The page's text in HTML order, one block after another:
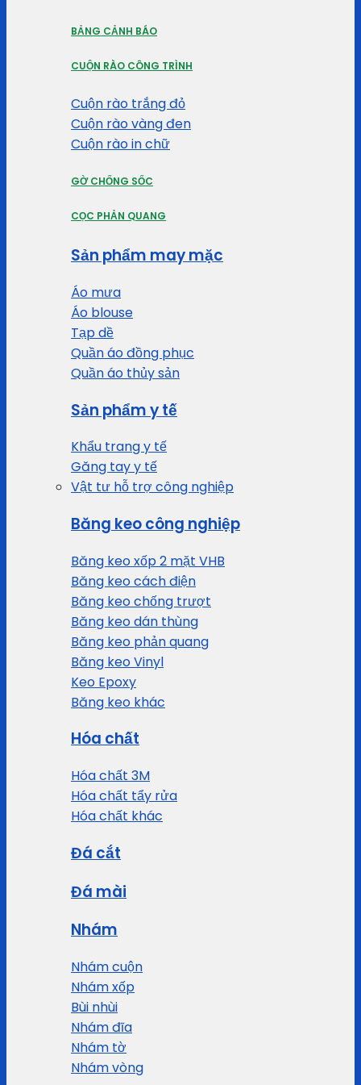
BẢNG CẢNH BÁO
CUỘN RÀO CÔNG TRÌNH
Cuộn rào trắng đỏ
Cuộn rào vàng đen
Cuộn rào in chữ
GỜ CHỐNG SỐC
CỌC PHẢN QUANG
Sản phẩm may mặc
Áo mưa
Áo blouse
Tạp dề
Quần áo đồng phục
Quần áo thủy sản
Sản phẩm y tế
Khẩu trang y tế
Găng tay y tế
Vật tư hỗ trợ công nghiệp
Băng keo công nghiệp
Băng keo xốp 2 mặt VHB
Băng keo cách điện
Băng keo chống trượt
Băng keo dán thùng
Băng keo phản quang
Băng keo Vinyl
Keo Epoxy
Băng keo khác
Hóa chất
Hóa chất 3M
Hóa chất tẩy rửa
Hóa chất khác
Đá cắt
Đá mài
Nhám
Nhám cuộn
Nhám xốp
Bùi nhùi
Nhám đĩa
Nhám tờ
Nhám vòng